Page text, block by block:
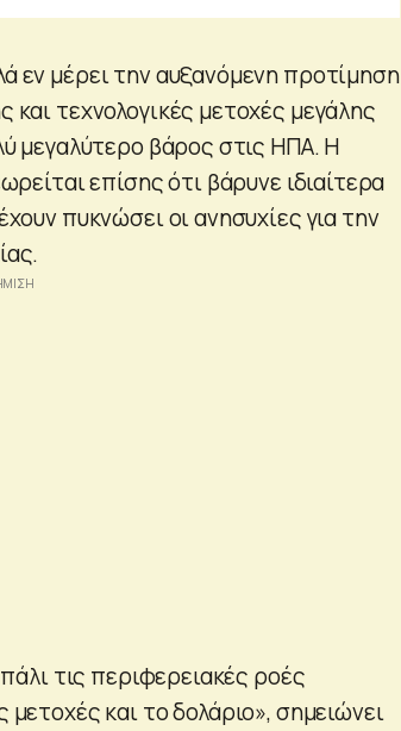
εν μέρει την αυξανόμενη προτίμηση
τεχνολογικές μετοχές μεγάλης
μεγαλύτερο βάρος στις ΗΠΑ. Η
επίσης ότι βάρυνε ιδιαίτερα
πυκνώσει οι ανησυχίες για την
τις περιφερειακές ροές
και το δολάριο», σημειώνει